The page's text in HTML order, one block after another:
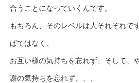
合うことになっていくんです。
もちろん、そのレベルは人それぞれで
ばではなく、
お互い様の気持ちを忘れず、そして、
謝の気持ちを忘れず、、、